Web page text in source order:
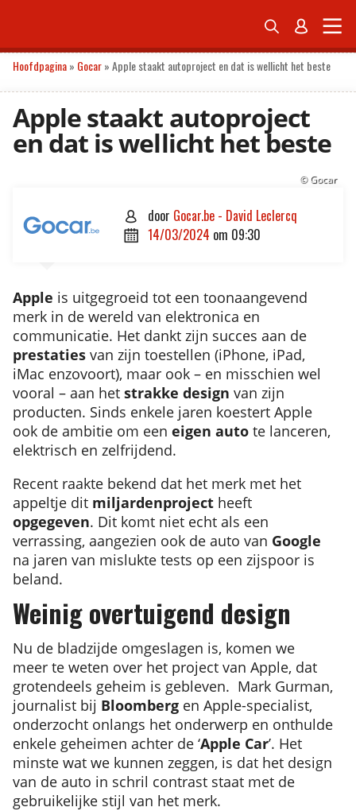
 
Hoofdpagina» Gocar»Apple staakt autoproject en dat is wellicht het beste
Apple staakt autoproject
en dat is wellicht het beste
© Gocar
 door Gocar.be - David Leclercq
 14/03/2024 om 09:30
Apple is uitgegroeid tot een toonaangevend
merk in de wereld van elektronica en
communicatie. Het dankt zijn succes aan de
prestaties van zijn toestellen (iPhone, iPad,
iMac enzovoort), maar ook – en misschien wel
vooral – aan het strakke design van zijn
producten. Sinds enkele jaren koestert Apple
ook de ambitie om een eigen auto te lanceren,
elektrisch en zelfrijdend.
Recent raakte bekend dat het merk met het
appeltje dit miljardenproject heeft
opgegeven. Dit komt niet echt als een
verrassing, aangezien ook de auto van Google
na jaren van mislukte tests op een zijspoor is
beland.
Weinig overtuigend design
Nu de bladzijde omgeslagen is, komen we
meer te weten over het project van Apple, dat
grotendeels geheim is gebleven. Mark Gurman,
journalist bij Bloomberg en Apple-specialist,
onderzocht onlangs het onderwerp en onthulde
enkele geheimen achter de ‘Apple Car’. Het
minste wat we kunnen zeggen, is dat het design
van de auto in schril contrast staat met de
gebruikelijke stijl van het merk.